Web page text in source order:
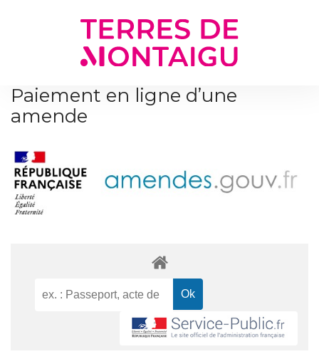
Paiement en ligne d’une
amende